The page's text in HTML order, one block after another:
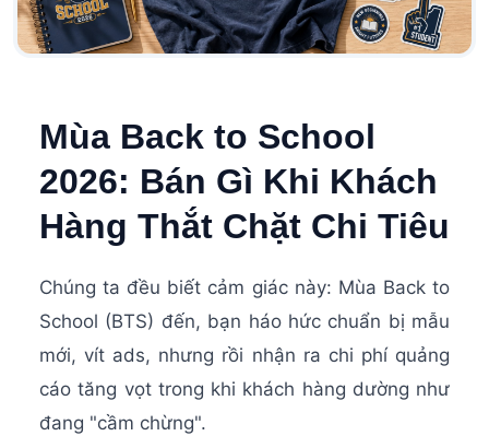
Mùa Back to School
2026: Bán Gì Khi Khách
Hàng Thắt Chặt Chi Tiêu
Chúng ta đều biết cảm giác này: Mùa Back to
School (BTS) đến, bạn háo hức chuẩn bị mẫu
mới, vít ads, nhưng rồi nhận ra chi phí quảng
cáo tăng vọt trong khi khách hàng dường như
đang "cầm chừng".